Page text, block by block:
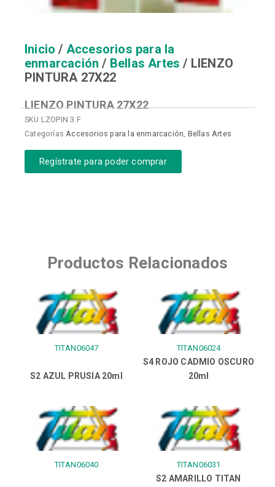
Inicio / Accesorios para la
enmarcación / Bellas Artes / LIENZO
PINTURA 27X22
LIENZO PINTURA 27X22
SKU LZOPIN 3 F
Categorías Accesorios para la enmarcación Bellas Artes
Regístrate para poder comprar
Productos Relacionados
TITAN06047
S2 AZUL PRUSIA 20ml
TITAN06024
S4 ROJO CADMIO OSCURO
20ml
TITAN06040 TITAN06031
S2 AMARILLO TITAN